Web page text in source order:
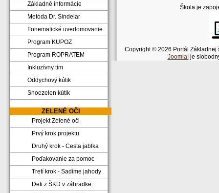
Základné informácie
Metóda Dr. Sindelar
Fonematické uvedomovanie
Program KUPOZ
Program ROPRATEM
Inkluzívny tím
Oddychový kútik
Snoezelen kútik
ZELENÉ OČI
Projekt Zelené oči
Prvý krok projektu
Druhý krok - Cesta jablka
Poďakovanie za pomoc
Tretí krok - Sadíme jahody
Deti z ŠKD v záhradke
Škola je
Copyright © 2026 Portál Základnej
Joomla!je